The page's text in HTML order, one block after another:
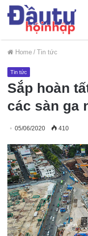
Home / Tin tức
Tin tức
Sắp hoàn
các sàn ga
05/06/2020 410